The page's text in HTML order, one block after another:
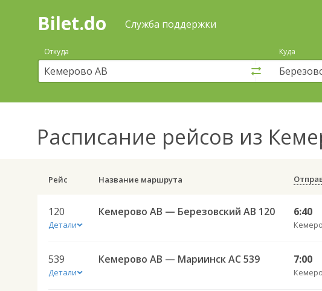
Поиск
покупка
билетов
автобус
онлайн
Bilet.do Служба поддержки
Откуда Куда
Расписание рейсов из
Рейс Название маршрута
120
Детали
Кемерово АВ — Березовский АВ 120 6:40
539
Детали
Кемерово АВ — Мариинск АС 539 7:00